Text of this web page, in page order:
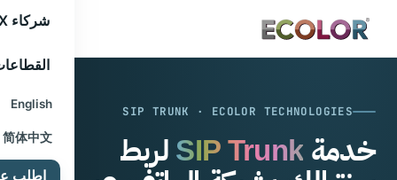
شركاء 3CX
English
简体中文
اطلب
SIP TRUNK · ECOLOR TECHNOLOGIES
خدمة SIP Trunk لربط